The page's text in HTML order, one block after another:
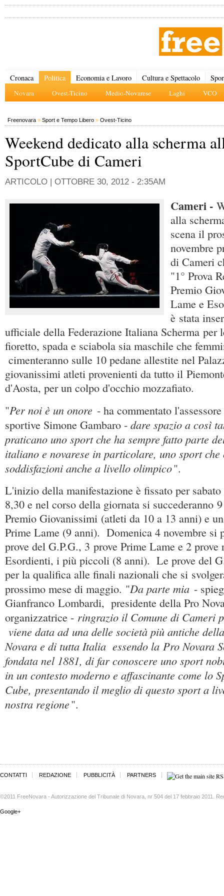
Cronaca Politica
Novara Ovest-Ticino Medio-Novarese Laghi VCO
Economia e Lavoro Cultura e Spettacolo
Freenovara » Sport e Tempo Libero » Ovest-Ticino
Weekend dedicato alla scherma
SportCube di Cameri
ARTICOLO | OTTOBRE 30, 2012 - 2:35AM
Cameri -
alla
scena il
novembre
di Cameri
"1° Prova
Premio
Lame e
è stata
ufficiale della Federazione Italiana Scherma per
fioretto, spada e sciabola sia maschile che
cimenteranno sulle 10 pedane allestite nel
giovanissimi atleti provenienti da tutto il
d'Aosta, per un colpo d'occhio mozzafiato.
"Per noi è un onore - ha commentato
sportive Simone Gambaro - dare spazio a così
praticano uno sport che ha sempre fatto parte
italiano e novarese in particolare, uno sport
soddisfazioni anche a livello olimpico".
L'inizio della manifestazione è fissato per
8,30 e nel corso della giornata si succederanno
Premio Giovanissimi (atleti da 10 a 13 anni) e
Prime Lame (9 anni). Domenica 4 novembre si
prove del G.P.G., 3 prove Prime Lame e 2 prove
Esordienti, i più piccoli (8 anni). Le prove del
per la qualifica alle finali nazionali che si
prossimo mese di maggio. "Da parte mia -
Gianfranco Lombardi, presidente della Pro
organizzatrice - ringrazio il Comune di Cameri
viene data ad una delle società più antiche
Novara e di tutta Italia essendo la Pro Novara
fondata nel 1881, di far conoscere uno sport
in un contesto moderno e affascinante come lo
Cube, presentando il meglio di questo sport a
nostra regione".
CONTATTI REDAZIONE PUBBLICITÀ PARTNERS
©2011 FreeNovara - Autorizzazione del Tribunale di Novara, nr 504 del 17 febbraio 2011.
Google+